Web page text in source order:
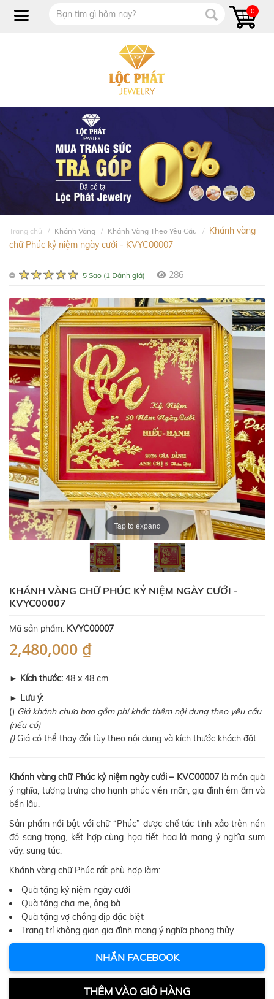
0
Trang chủ Khánh Vàng Khánh Vàng Theo Yêu Cầu
Khánh vàng
chữ Phúc kỷ niệm ngày cưới - KVYC00007
5 Sao (1 Đánh giá) 286
Tap to expand
KHÁNH VÀNG CHỮ PHÚC KỶ NIỆM NGÀY CƯỚI -
KVYC00007
Mã sản phẩm: KVYC00007
2,480,000 ₫
► Kích thước: 48 x 48 cm
► Lưu ý:
() Giá khánh chưa bao gồm phí khắc thêm nội dung theo yêu cầu
(nếu có)
()Giá có thể thay đổi tùy theo nội dung và kích thước khách đặt
Khánh vàng chữ Phúc kỷ niệm ngày cưới – KVC00007là món quà
ý nghĩa, tượng trưng cho hạnh phúc viên mãn, gia đình êm ấm và
bền lâu.
Sản phẩm nổi bật với chữ “Phúc” được chế tác tinh xảo trên nền
đỏ sang trọng, kết hợp cùng họa tiết hoa lá mang ý nghĩa sum
vầy, sung túc.
Khánh vàng chữ Phúc rất phù hợp làm:
Quà tặng kỷ niệm ngày cưới
Quà tặng cha mẹ, ông bà
Quà tặng vợ chồng dịp đặc biệt
Trang trí không gian gia đình mang ý nghĩa phong thủy
NHẮN FACEBOOK
THÊM VÀO GIỎ HÀNG